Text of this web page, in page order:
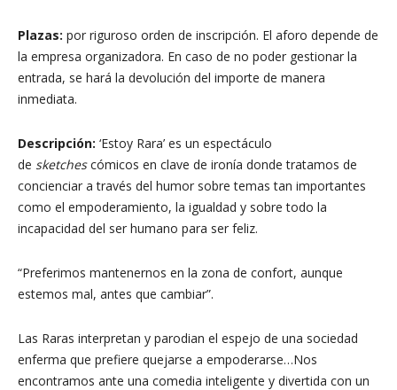
Plazas: por riguroso orden de inscripción. El aforo depende de
la empresa organizadora. En caso de no poder gestionar la
entrada, se hará la devolución del importe de manera
inmediata.
Descripción: ‘Estoy Rara’ es un espectáculo
de sketchescómicos en clave de ironía donde tratamos de
concienciar a través del humor sobre temas tan importantes
como el empoderamiento, la igualdad y sobre todo la
incapacidad del ser humano para ser feliz.
“Preferimos mantenernos en la zona de confort, aunque
estemos mal, antes que cambiar”.
Las Raras interpretan y parodian el espejo de una sociedad
enferma que prefiere quejarse a empoderarse…Nos
encontramos ante una comedia inteligente y divertida con un